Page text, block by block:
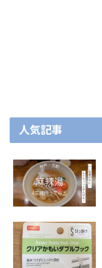
人気記事